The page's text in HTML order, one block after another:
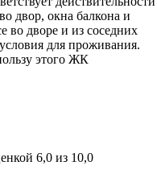
двор, окна балкона и
во дворе и из соседних
для проживания.
этого ЖК
6,0 из 10,0